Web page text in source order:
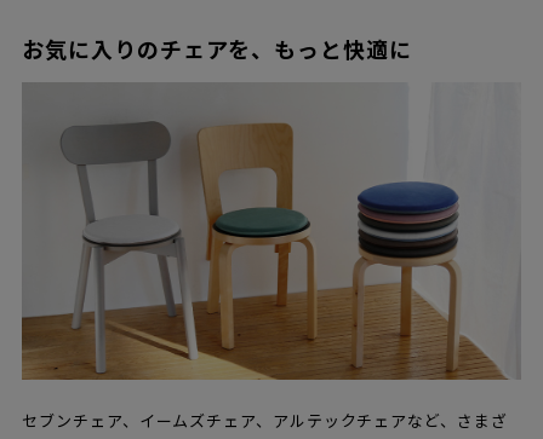
お気に入りのチェアを、もっと快適に
セブンチェア、イームズチェア、アルテックチェアなど、さまざ